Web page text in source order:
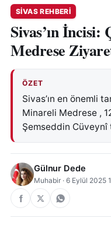
SIVAS REHBERI
Sivas’ın
Medrese
ÖZET
Sivas’ın en önemli
Minareli Medrese ,
Şemseddin Cüveynî
Gülnur Dede
Muhabir · 6 Eylül 2025